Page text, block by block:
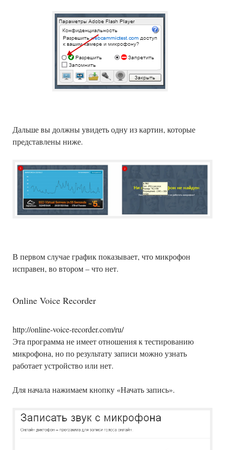
Дальше вы должны увидеть одну из картин, которые
представлены ниже.
В первом случае график показывает, что микрофон
исправен, во втором – что нет.
Online Voice Recorder
http://online-voice-recorder.com/ru/
Эта программа не имеет отношения к тестированию
микрофона, но по результату записи можно узнать
работает устройство или нет.
Для начала нажимаем кнопку «Начать запись».